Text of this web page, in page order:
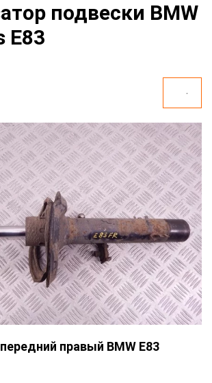
подвески BMW
E83
правый BMW E83